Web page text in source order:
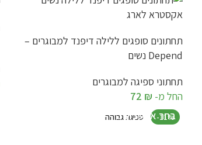
-11% ספיגה גבוהה
תחתונים סופגים ללילה דיפנד למבוגרים –
Depend נשים
תחתוני ספיגה למבוגרים
החל מ-
72 ₪
בחר אפשרויות